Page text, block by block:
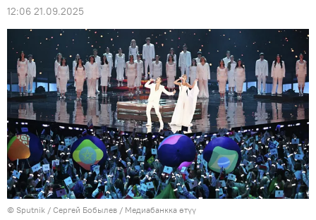
12:06 21.09.2025
© Sputnik / Сергей Бобылев / Медиабанкка өтүү